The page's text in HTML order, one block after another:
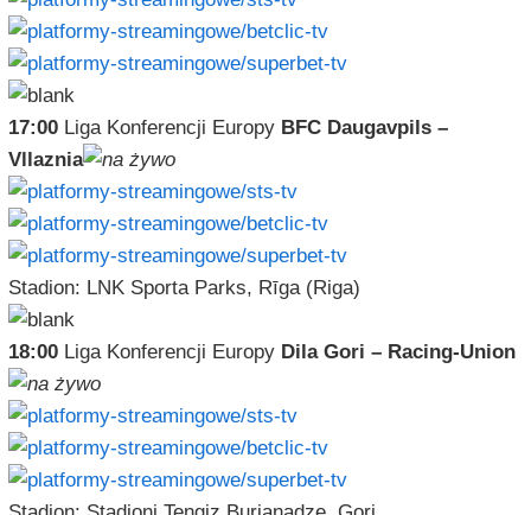
17:00Liga Konferencji Europy BFC Daugavpils –
Vllaznia
Stadion: LNK Sporta Parks, Rīga (Riga)
18:00Liga Konferencji Europy Dila Gori – Racing-Union